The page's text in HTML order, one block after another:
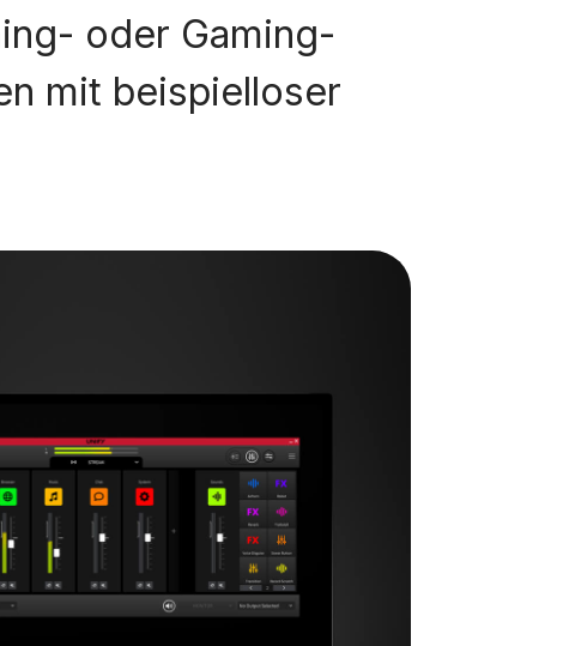
oder Gaming-
mit beispielloser